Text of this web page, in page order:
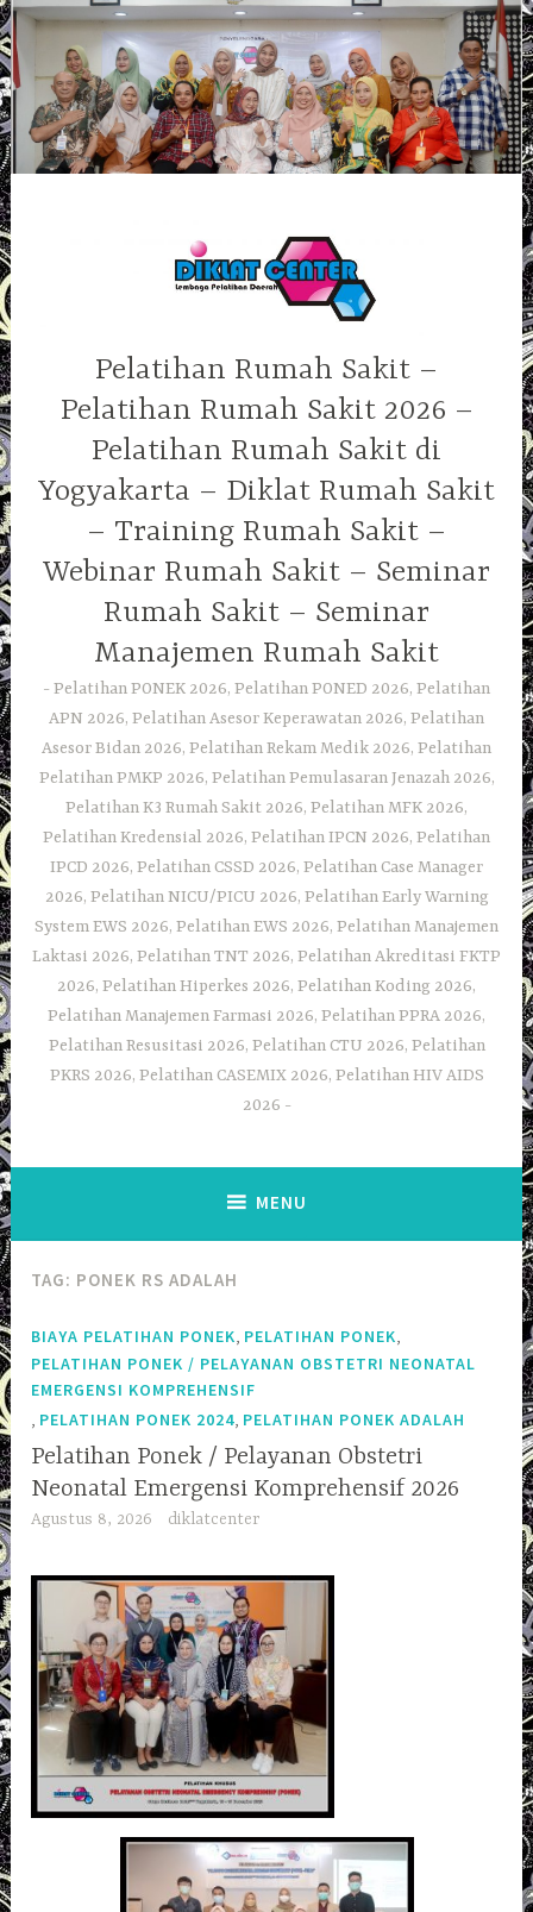
Skip
to
content
Pelatihan Rumah Sakit –
Pelatihan Rumah Sakit 2026 –
Pelatihan Rumah Sakit di
Yogyakarta – Diklat Rumah Sakit
– Training Rumah Sakit –
Webinar Rumah Sakit – Seminar
Rumah Sakit – Seminar
Manajemen Rumah Sakit
Pelatihan PONEK 2026, Pelatihan PONED 2026, Pelatihan
APN 2026, Pelatihan Asesor Keperawatan 2026, Pelatihan
Asesor Bidan 2026, Pelatihan Rekam Medik 2026, Pelatihan
Pelatihan PMKP 2026, Pelatihan Pemulasaran Jenazah 2026,
Pelatihan K3 Rumah Sakit 2026, Pelatihan MFK 2026,
Pelatihan Kredensial 2026, Pelatihan IPCN 2026, Pelatihan
IPCD 2026, Pelatihan CSSD 2026, Pelatihan Case Manager
2026, Pelatihan NICU/PICU 2026, Pelatihan Early Warning
System EWS 2026, Pelatihan EWS 2026, Pelatihan Manajemen
Laktasi 2026, Pelatihan TNT 2026, Pelatihan Akreditasi FKTP
2026, Pelatihan Hiperkes 2026, Pelatihan Koding 2026,
Pelatihan Manajemen Farmasi 2026, Pelatihan PPRA 2026,
Pelatihan Resusitasi 2026, Pelatihan CTU 2026, Pelatihan
PKRS 2026, Pelatihan CASEMIX 2026, Pelatihan HIV AIDS
2026
MENU
TAG: PONEK RS ADALAH
BIAYA PELATIHAN PONEK PELATIHAN PONEK
PELATIHAN PONEK / PELAYANAN OBSTETRI NEONATAL
EMERGENSI KOMPREHENSIF
PELATIHAN PONEK 2024 PELATIHAN PONEK ADALAH
Pelatihan Ponek / Pelayanan Obstetri
Neonatal Emergensi Komprehensif 2026
Agustus 8, 2026 diklatcenter